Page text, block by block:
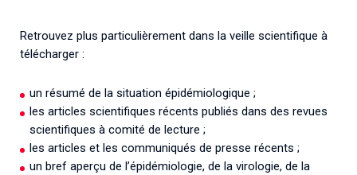
Retrouvez plus particulièrement dans la veille scientifique à
télécharger :
un résumé de la situation épidémiologique ;
les articles scientifiques récents publiés dans des revues
scientifiques à comité de lecture ;
les articles et les communiqués de presse récents ;
un bref aperçu de l’épidémiologie, de la virologie, de la